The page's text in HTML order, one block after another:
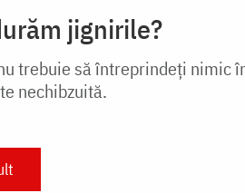
jignirile?
trebuie să întreprindeți nimic
nechibzuită.